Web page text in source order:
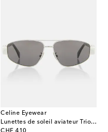
Celine Eyewear
Lunettes de soleil aviateur Triomphe
original price